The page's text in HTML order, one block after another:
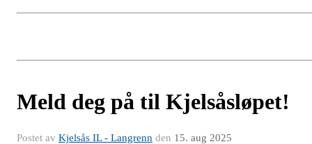
Meld deg på til Kjelsåsløpet!
Postet av Kjelsås IL - Langrenn den 15. aug 2025